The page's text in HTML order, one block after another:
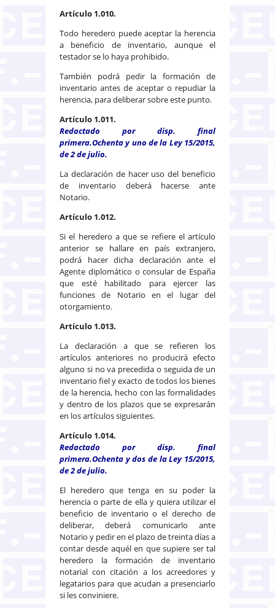
Artículo 1.010.
Todo heredero puede aceptar la herencia
a beneficio de inventario, aunque el
testador se lo haya prohibido.
También podrá pedir la formación de
inventario antes de aceptar o repudiar la
herencia, para deliberar sobre este punto.
Artículo 1.011.
Redactado por disp. final
primera.Ochenta y uno de la Ley 15/2015,
de 2 de julio.
La declaración de hacer uso del beneficio
de inventario deberá hacerse ante
Notario.
Artículo 1.012.
Si el heredero a que se refiere el artículo
anterior se hallare en país extranjero,
podrá hacer dicha declaración ante el
Agente diplomático o consular de España
que esté habilitado para ejercer las
funciones de Notario en el lugar del
otorgamiento.
Artículo 1.013.
La declaración a que se refieren los
artículos anteriores no producirá efecto
alguno si no va precedida o seguida de un
inventario fiel y exacto de todos los bienes
de la herencia, hecho con las formalidades
y dentro de los plazos que se expresarán
en los artículos siguientes.
Artículo 1.014.
Redactado por disp. final
primera.Ochenta y dos de la Ley 15/2015,
de 2 de julio.
El heredero que tenga en su poder la
herencia o parte de ella y quiera utilizar el
beneficio de inventario o el derecho de
deliberar, deberá comunicarlo ante
Notario y pedir en el plazo de treinta días a
contar desde aquél en que supiere ser tal
heredero la formación de inventario
notarial con citación a los acreedores y
legatarios para que acudan a presenciarlo
si les conviniere.